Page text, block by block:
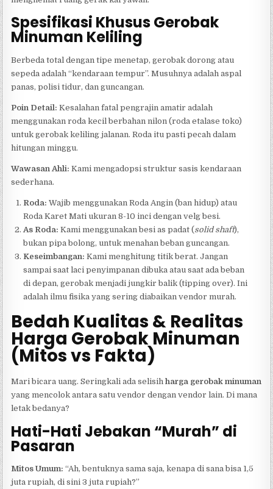
Spesifikasi Khusus Gerobak
Minuman Keliling
Berbeda total dengan tipe menetap, gerobak dorong atau
sepeda adalah “kendaraan tempur”. Musuhnya adalah aspal
panas, polisi tidur, dan guncangan.
Poin Detail: Kesalahan fatal pengrajin amatir adalah
menggunakan roda kecil berbahan nilon (roda etalase toko)
untuk gerobak keliling jalanan. Roda itu pasti pecah dalam
hitungan minggu.
Wawasan Ahli: Kami mengadopsi struktur sasis kendaraan
sederhana.
Roda: Wajib menggunakan Roda Angin (ban hidup) atau
Roda Karet Mati ukuran 8-10 inci dengan velg besi.
As Roda: Kami menggunakan besi as padat (solid shaft),
bukan pipa bolong, untuk menahan beban guncangan.
Keseimbangan: Kami menghitung titik berat. Jangan
sampai saat laci penyimpanan dibuka atau saat ada beban
di depan, gerobak menjadi jungkir balik (tipping over). Ini
adalah ilmu fisika yang sering diabaikan vendor murah.
Bedah Kualitas & Realitas
Harga Gerobak Minuman
(Mitos vs Fakta)
Mari bicara uang. Seringkali ada selisihharga gerobak minuman
yang mencolok antara satu vendor dengan vendor lain. Di mana
letak bedanya?
Hati-Hati Jebakan “Murah” di
Pasaran
Mitos Umum: “Ah, bentuknya sama saja, kenapa di sana bisa 1,5
juta rupiah, di sini 3 juta rupiah?”